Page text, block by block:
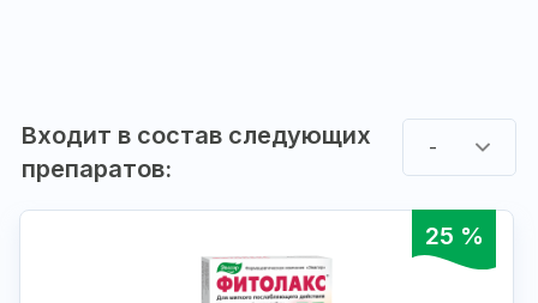
Входит в состав следующих
препаратов:
-
25 %